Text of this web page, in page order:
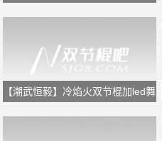
【潮武恒毅】冷焰火双节棍加led舞